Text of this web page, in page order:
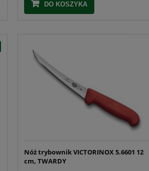
DO KOSZYKA
Nóż trybownik VICTORINOX 5.6601 12
cm, TWARDY